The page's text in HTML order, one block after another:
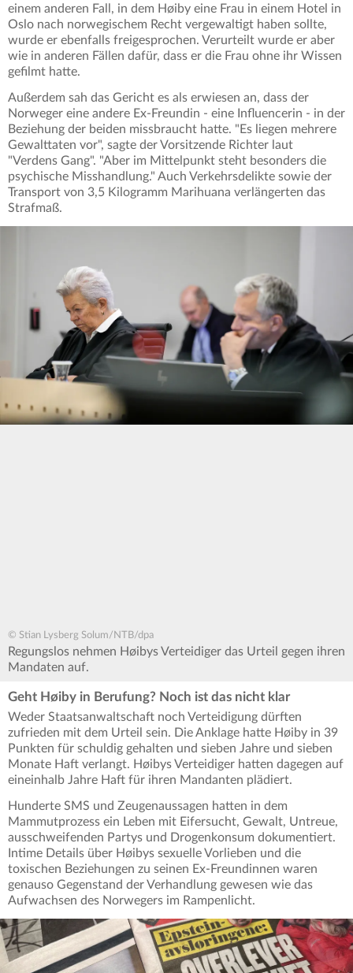
einem anderen Fall, in dem Høiby eine Frau in einem Hotel in
Oslo nach norwegischem Recht vergewaltigt haben sollte,
wurde er ebenfalls freigesprochen. Verurteilt wurde er aber
wie in anderen Fällen dafür, dass er die Frau ohne ihr Wissen
gefilmt hatte.
Außerdem sah das Gericht es als erwiesen an, dass der
Norweger eine andere Ex-Freundin - eine Influencerin - in der
Beziehung der beiden missbraucht hatte. "Es liegen mehrere
Gewalttaten vor", sagte der Vorsitzende Richter laut
"Verdens Gang". "Aber im Mittelpunkt steht besonders die
psychische Misshandlung." Auch Verkehrsdelikte sowie der
Transport von 3,5 Kilogramm Marihuana verlängerten das
Strafmaß.
© Stian Lysberg Solum/NTB/dpa
Regungslos nehmen Høibys Verteidiger das Urteil gegen ihren
Mandaten auf.
Geht Høiby in Berufung? Noch ist das nicht klar
Weder Staatsanwaltschaft noch Verteidigung dürften
zufrieden mit dem Urteil sein. Die Anklage hatte Høiby in 39
Punkten für schuldig gehalten und sieben Jahre und sieben
Monate Haft verlangt. Høibys Verteidiger hatten dagegen auf
eineinhalb Jahre Haft für ihren Mandanten plädiert.
Hunderte SMS und Zeugenaussagen hatten in dem
Mammutprozess ein Leben mit Eifersucht, Gewalt, Untreue,
ausschweifenden Partys und Drogenkonsum dokumentiert.
Intime Details über Høibys sexuelle Vorlieben und die
toxischen Beziehungen zu seinen Ex-Freundinnen waren
genauso Gegenstand der Verhandlung gewesen wie das
Aufwachsen des Norwegers im Rampenlicht.